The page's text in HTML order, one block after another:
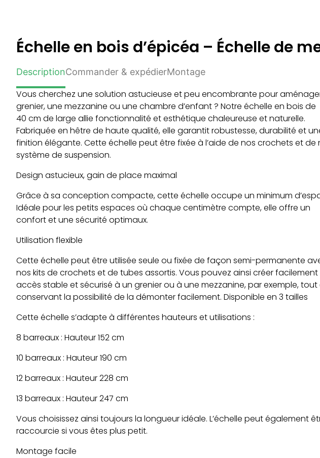
Échelle en bois d’épicéa – Échelle de
DescriptionCommander & expédierMontage
Vous cherchez une solution astucieuse et peu encombrante pour
grenier, une mezzanine ou une chambre d’enfant ? Notre échelle en bois de
40 cm de large allie fonctionnalité et esthétique chaleureuse et naturelle.
Fabriquée en hêtre de haute qualité, elle garantit robustesse, durabilité et
finition élégante. Cette échelle peut être fixée à l’aide de nos crochets et de
système de suspension.
Design astucieux, gain de place maximal
Grâce à sa conception compacte, cette échelle occupe un minimum
Idéale pour les petits espaces où chaque centimètre compte, elle offre un
confort et une sécurité optimaux.
Utilisation flexible
Cette échelle peut être utilisée seule ou fixée de façon semi-permanente
nos kits de crochets et de tubes assortis. Vous pouvez ainsi créer facilement
accès stable et sécurisé à un grenier ou à une mezzanine, par exemple, tout
conservant la possibilité de la démonter facilement. Disponible en 3 tailles
Cette échelle s’adapte à différentes hauteurs et utilisations :
8 barreaux : Hauteur 152 cm
10 barreaux : Hauteur 190 cm
12 barreaux : Hauteur 228 cm
13 barreaux : Hauteur 247 cm
Vous choisissez ainsi toujours la longueur idéale. L’échelle peut également
raccourcie si vous êtes plus petit.
Montage facile